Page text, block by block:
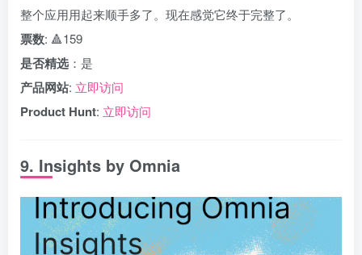
整个应用用起来顺手多了。现在感觉它终于完整了。
票数: 🔺159
是否精选 ：是
产品网站: 立即访问
Product Hunt: 立即访问
9. Insights by Omnia